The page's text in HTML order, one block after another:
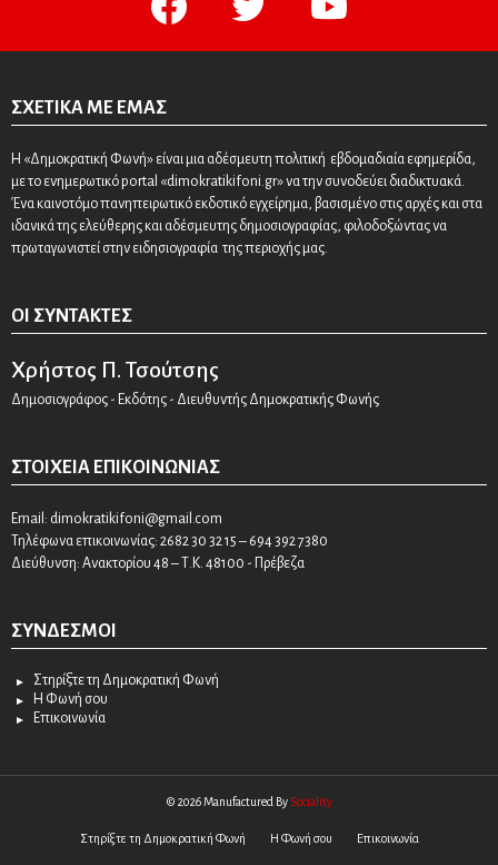
ΣΧΕΤΙΚΆ ΜΕ ΕΜΆΣ
Η «Δημοκρατική Φωνή» είναι μια αδέσμευτη πολιτική εβδομαδιαία εφημερίδα,
με το ενημερωτικό portal «dimokratikifoni.gr» να την συνοδεύει διαδικτυακά.
Ένα καινοτόμο πανηπειρωτικό εκδοτικό εγχείρημα, βασισμένο στις αρχές και στα
ιδανικά της ελεύθερης και αδέσμευτης δημοσιογραφίας, φιλοδοξώντας να
πρωταγωνιστεί στην ειδησιογραφία της περιοχής μας.
ΟΙ ΣΥΝΤΆΚΤΕΣ
Χρήστος Π. Τσούτσης
Δημοσιογράφος - Εκδότης - Διευθυντής Δημοκρατικής Φωνής
ΣΤΟΙΧΕΊΑ ΕΠΙΚΟΙΝΩΝΊΑΣ
Email: dimokratikifoni@gmail.com
Τηλέφωνα επικοινωνίας: 2682 30 32 15 – 694 392 7380
Διεύθυνση: Ανακτορίου 48 – Τ.Κ. 48100 - Πρέβεζα
ΣΎΝΔΕΣΜΟΙ
Στηρίξτε τη Δημοκρατική Φωνή
Η Φωνή σου
Επικοινωνία
© 2026 Manufactured By Sociality
Στηρίξτε τη Δημοκρατική Φωνή Η Φωνή σου Επικοινωνία